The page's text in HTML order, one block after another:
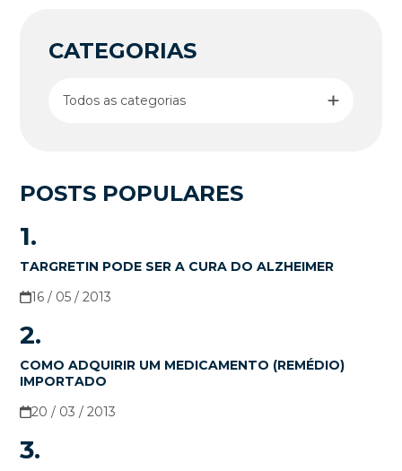
CATEGORIAS
Todos as categorias
POSTS POPULARES
1.
TARGRETIN PODE SER A CURA DO ALZHEIMER
16 / 05 / 2013
2.
COMO ADQUIRIR UM MEDICAMENTO (REMÉDIO)
IMPORTADO
20 / 03 / 2013
3.